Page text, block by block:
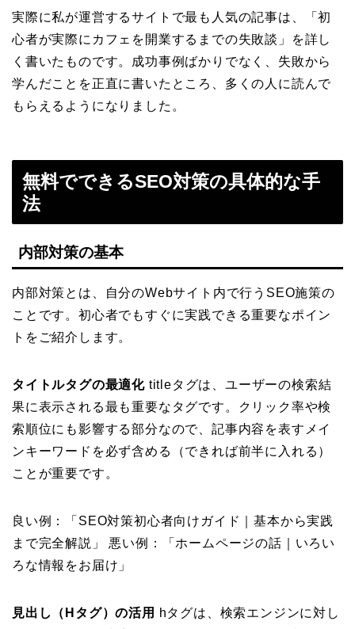
実際に私が運営するサイトで最も人気の記事は、「初
心者が実際にカフェを開業するまでの失敗談」を詳し
く書いたものです。成功事例ばかりでなく、失敗から
学んだことを正直に書いたところ、多くの人に読んで
もらえるようになりました。
無料でできるSEO対策の具体的な手
法
内部対策の基本
内部対策とは、自分のWebサイト内で行うSEO施策の
ことです。初心者でもすぐに実践できる重要なポイン
トをご紹介します。
タイトルタグの最適化 titleタグは、ユーザーの検索結
果に表示される最も重要なタグです。クリック率や検
索順位にも影響する部分なので、記事内容を表すメイ
ンキーワードを必ず含める（できれば前半に入れる）
ことが重要です。
良い例：「SEO対策初心者向けガイド｜基本から実践
まで完全解説」 悪い例：「ホームページの話｜いろい
ろな情報をお届け」
見出し（Hタグ）の活用
hタグは、検索エンジンに対し